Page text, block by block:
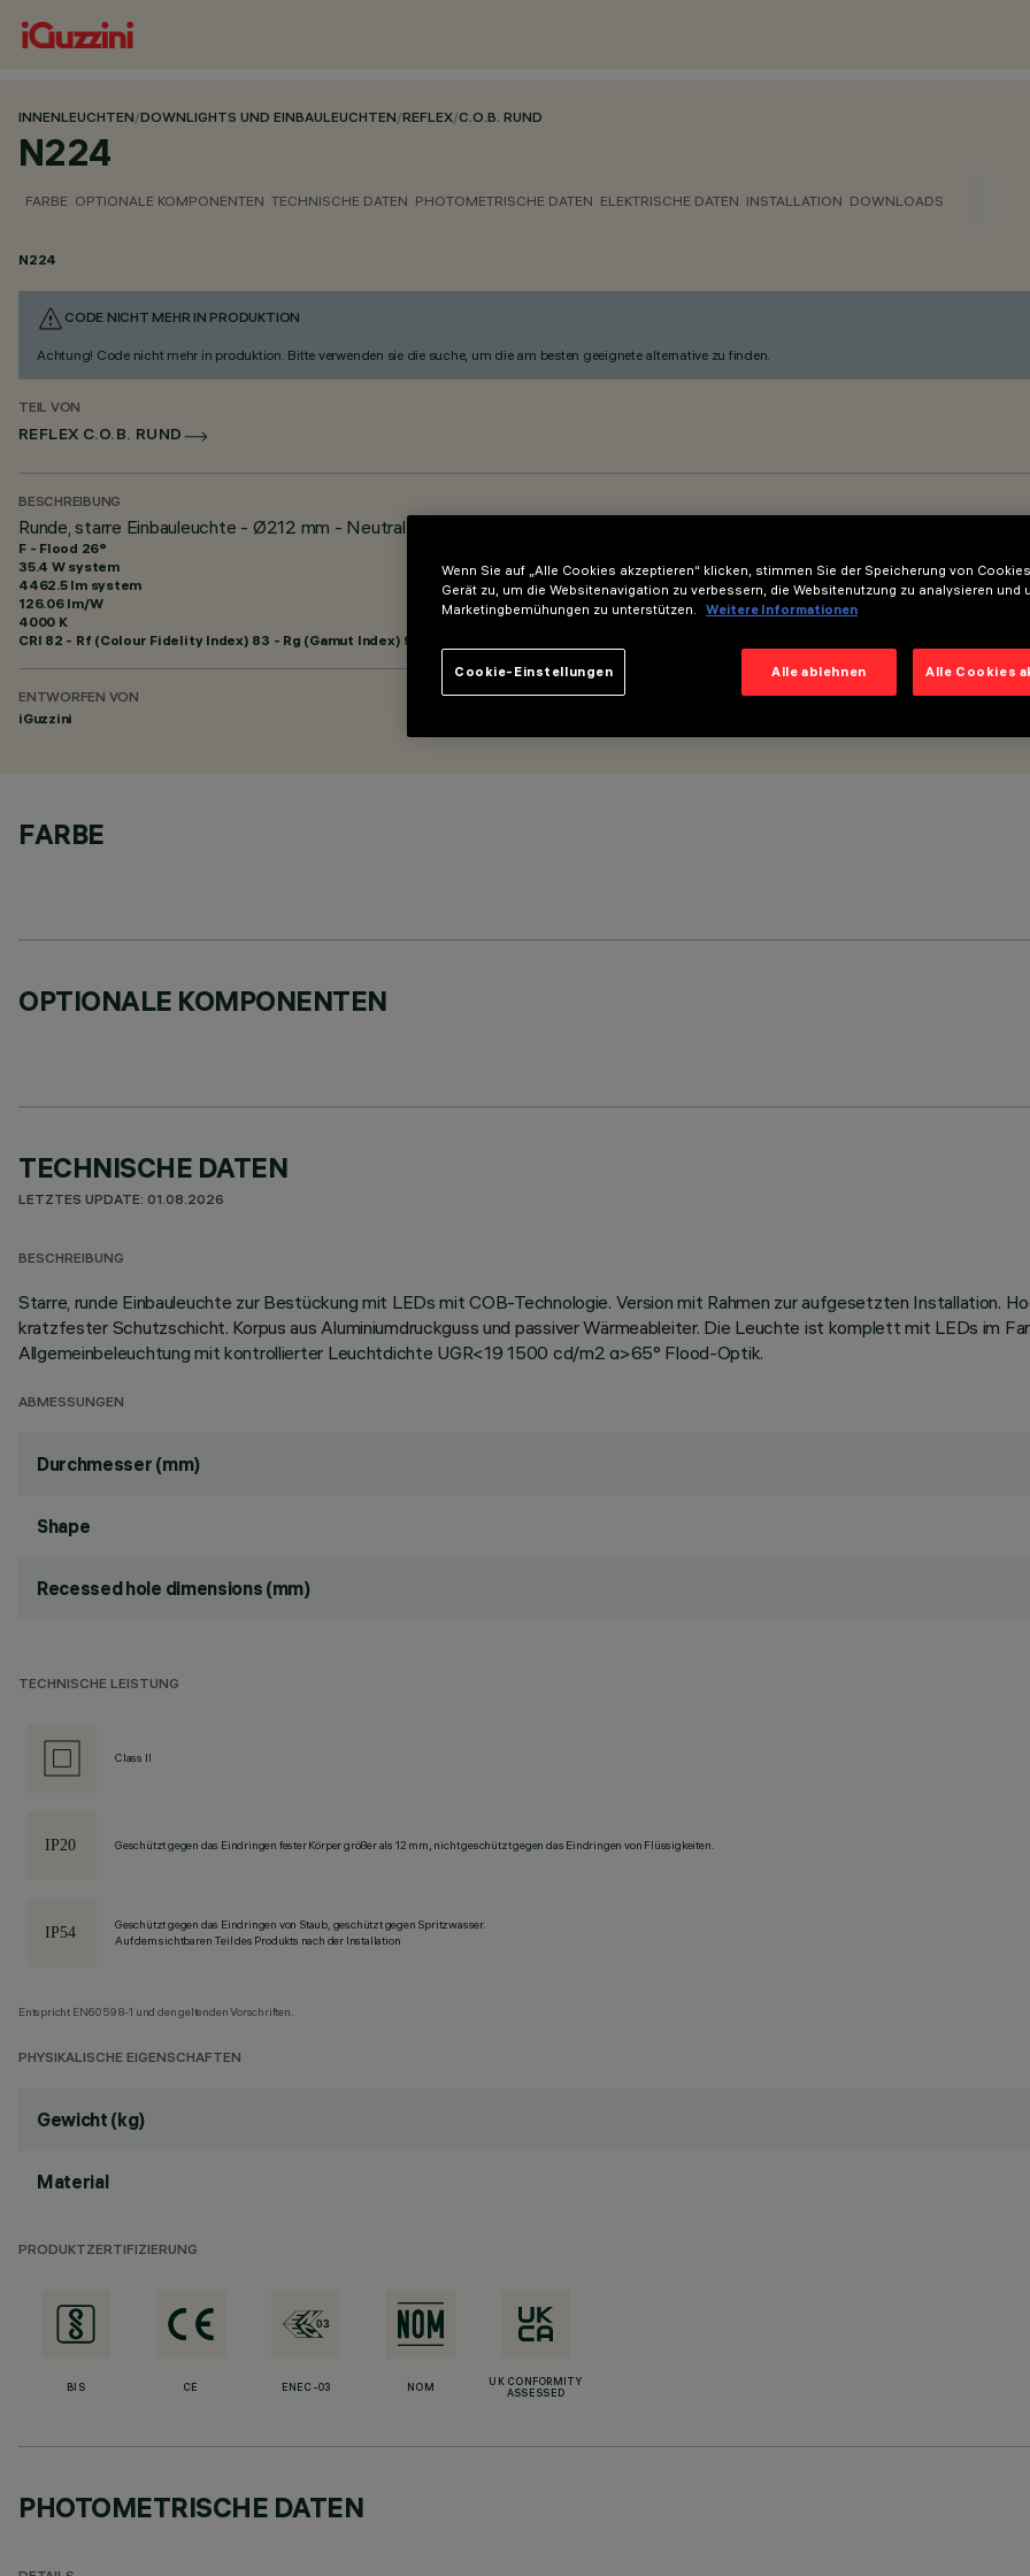
INNENLEUCHTEN/DOWNLIGHTS UND EINBAULEUCHTEN/REFLEX/C.O.B. RUND
N224
FARBE OPTIONALE KOMPONENTEN TECHNISCHE DATEN PHOTOMETRISCHE DATEN ELEKTRISCHE DATEN INSTALLATION DOWNLOADS
N224
CODE NICHT MEHR IN PRODUKTION
Achtung! Code nicht mehr in produktion. Bitte verwenden sie die suche, um die am besten geeignete alternative zu finden.
TEIL VON
REFLEX C.O.B. RUND
BESCHREIBUNG
Runde, starre Einbauleuchte - Ø212 mm - Neutral White - Flood-Optik - UGR<19
F - Flood 26°
35.4 W system
4462.5 lm system
126.06 lm/W
4000 K
CRI 82 - Rf (Colour Fidelity Index) 83 - Rg (Gamut Index) 94
ENTWORFEN VON
iGuzzini
FARBE
OPTIONALE KOMPONENTEN
TECHNISCHE DATEN
LETZTES UPDATE: 01.08.2026
BESCHREIBUNG
Starre, runde Einbauleuchte zur Bestückung mit LEDs mit COB-Technologie. Version mit Rahmen zur aufgesetzten Installation.
kratzfester Schutzschicht. Korpus aus Aluminiumdruckguss und passiver Wärmeableiter. Die Leuchte ist komplett mit LEDs im
Allgemeinbeleuchtung mit kontrollierter Leuchtdichte UGR<19 1500 cd/m2 α>65° Flood-Optik.
ABMESSUNGEN
Durchmesser (mm)
Shape
Recessed hole dimensions (mm)
TECHNISCHE LEISTUNG
Class II
Geschützt gegen das Eindringen fester Körper größer als 12 mm, nicht geschützt gegen das Eindringen von Flüssigkeiten.
Geschützt gegen das Eindringen von Staub, geschützt gegen Spritzwasser.
Auf dem sichtbaren Teil des Produkts nach der Installation
Entspricht EN60598-1 und den geltenden Vorschriften.
PHYSIKALISCHE EIGENSCHAFTEN
Gewicht (kg)
Material
PRODUKTZERTIFIZIERUNG
BIS CE ENEC-03 NOM
UK CONFORMITY
ASSESSED
PHOTOMETRISCHE DATEN
Wenn Sie auf „Alle Cookies akzeptieren“ klicken, stimmen Sie der Speicherung von
Gerät zu, um die Websitenavigation zu verbessern, die Websitenutzung zu analysieren und
Marketingbemühungen zu unterstützen.
Weitere Informationen
Alle ablehnen Alle Cookies
Cookie-Einstellungen